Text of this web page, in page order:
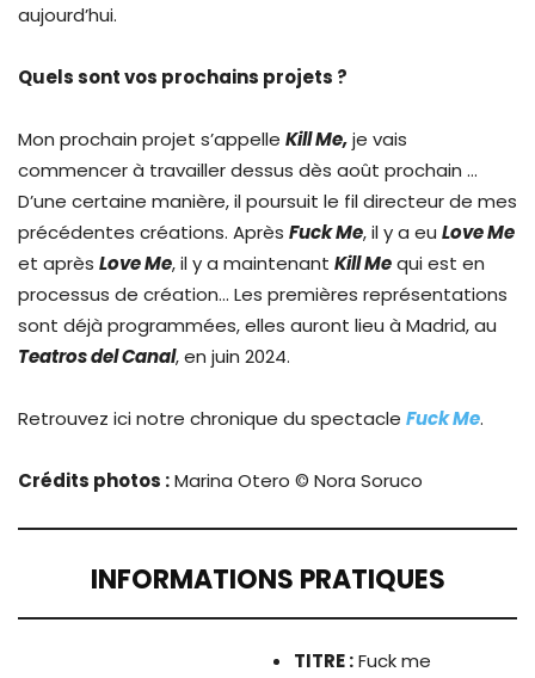
aujourd’hui.
Quels sont vos prochains projets ?
Mon prochain projet s’appelle Kill Me,je vais
commencer à travailler dessus dès août prochain …
D’une certaine manière, il poursuit le fil directeur de mes
précédentes créations. Après Fuck Me, il y a eu Love Me
et après Love Me, il y a maintenant Kill Mequi est en
processus de création… Les premières représentations
sont déjà programmées, elles auront lieu à Madrid, au
Teatros del Canal, en juin 2024.
Retrouvez ici notre chronique du spectacle Fuck Me.
Crédits photos :Marina Otero © Nora Soruco
INFORMATIONS PRATIQUES
TITRE :Fuck me